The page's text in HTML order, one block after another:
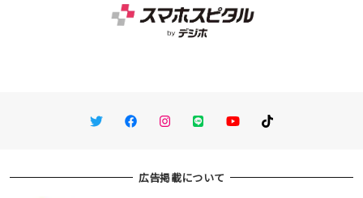
TwitterFacebookInstagram
LINE You TubeTikTok
広告掲載について